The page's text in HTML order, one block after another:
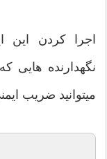
اجرا کردن این
نگهدارنده
میتوانید ضریب